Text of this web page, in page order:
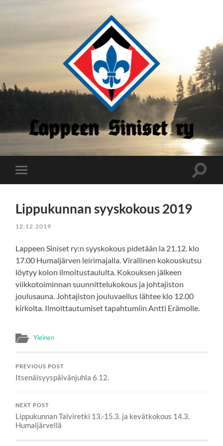
Siniset
Toggle
mobile
Toggle
Lippukunnan syyskokous 2019
12.12.2019
Lappeen Siniset ry:n syyskokous pidetään la 21.12. klo
17.00 Humaljärven leirimajalla. Virallinen kokouskutsu
löytyy kolon ilmoitustaululta. Kokouksen jälkeen
viikkotoiminnan suunnittelukokous ja johtajiston
joulusauna. Johtajiston jouluvaellus lähtee klo 12.00
kirkolta. Ilmoittautumiset tapahtumiin Antti Erämolle.
Yleinen
PREVIOUS POST
Itsenäisyyspäivänjuhla 6.12.
NEXT POST
Lippukunnan Talviretki 13.-15.3. ja kevätkokous 14.3.
Humaljärvellä